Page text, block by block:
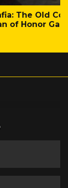
The Old
of Honor